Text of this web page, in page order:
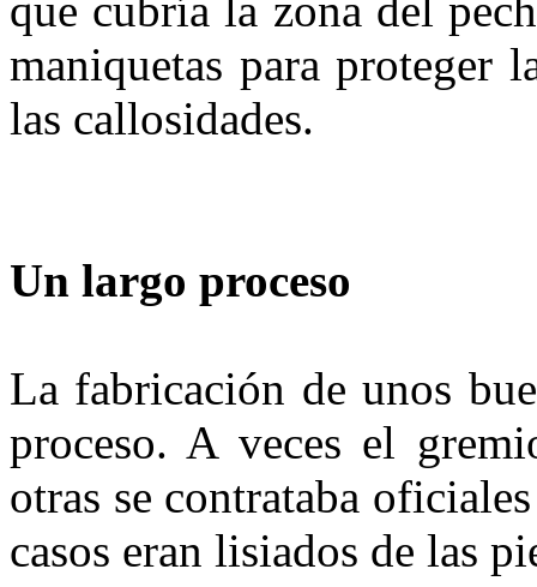
maniquetas para proteger
las callosidades.
Un largo proceso
La fabricación de unos
proce­so. A veces el
otras se contra­taba
casos eran lisiados de las